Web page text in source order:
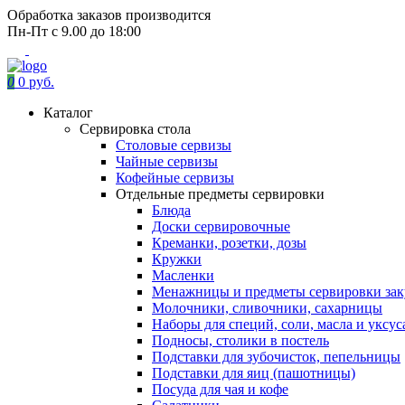
Обработка заказов производится
Пн-Пт с 9.00 до 18:00
0 0 руб.
Каталог
Сервировка стола
Столовые сервизы
Чайные сервизы
Кофейные сервизы
Отдельные предметы сервировки
Блюда
Доски сервировочные
Креманки, розетки, дозы
Кружки
Масленки
Менажницы и предметы сервировки
Молочники, сливочники, сахарницы
Наборы для специй, соли, масла и
Подносы, столики в постель
Подставки для зубочисток, пепельницы
Подставки для яиц (пашотницы)
Посуда для чая и кофе